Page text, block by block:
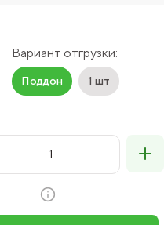
Вариант отгрузки:
Поддон 1 шт